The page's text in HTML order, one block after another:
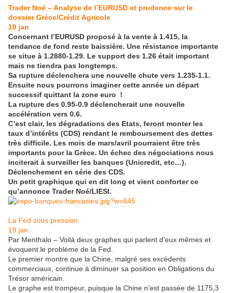
Trader Noé – Analyse de l’EURUSD et prudence sur le
dossier Grèce/Crédit Agricole
19 jan
Concernant l’EURUSD proposé à la vente à 1.415, la
tendance de fond reste baissière. Une résistance importante
se situe à 1.2880-1.29. Le support des 1.26 était important
mais ne tiendra pas longtemps.
Sa rupture déclenchera une nouvelle chute vers 1.235-1.1.
Ensuite nous pourrons imaginer cette année un départ
successif quittant la zone euro !
La rupture des 0.95-0.9 déclencherait une nouvelle
accélération vers 0.6.
C’est clair, les dégradations des Etats, feront monter les
taux d’intérêts (CDS) rendant le remboursement des dettes
très difficile. Les mois de mars/avril pourraient être très
importants pour la Grèce. Un échec des négociations nous
inciterait à surveiller les banques (Unicredit, etc…).
Déclenchement en série des CDS.
Un petit graphique qui en dit long et vient conforter ce
qu’annonce Trader Noé/LIESI.
La Fed sous pression
19 jan
Par Menthalo – Voilà deux graphes qui parlent d’eux mêmes et
évoquent le problème de la Fed.
Le premier montre que la Chine, malgré ses excédents
commerciaux, continue à diminuer sa position en Obligations du
Trésor américain.
Le graphe est trompeur, puisque la Chine n’est passée de 1175,3